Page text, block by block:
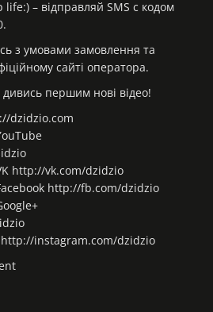
– відправляй SMS с кодом
з умовами замовлення та
сайті оператора.
першим нові відео!
dzidzio.com
http://vk.com/dzidzio
http://fb.com/dzidzio
instagram.com/dzidzio